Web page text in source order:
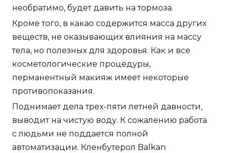
необратимо, будет давить на тормоза.
Кроме того, в какао содержится масса других
веществ, не оказывающих влияния на массу
тела, но полезных для здоровья. Как и все
косметологические процедуры,
перманентный макияж имеет некоторые
противопоказания.
Поднимает дела трех-пяти летней давности,
выводит на чистую воду. К сожалению работа
с людьми не поддается полной
автоматизации. Кленбутерол Balkan